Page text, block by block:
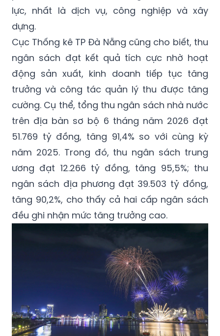
lực, nhất là dịch vụ, công nghiệp và xây
dựng.
Cục Thống kê TP Đà Nẵng cũng cho biết, thu
ngân sách đạt kết quả tích cực nhờ hoạt
động sản xuất, kinh doanh tiếp tục tăng
trưởng và công tác quản lý thu được tăng
cường. Cụ thể, tổng thu ngân sách nhà nước
trên địa bàn sơ bộ 6 tháng năm 2026 đạt
51.769 tỷ đồng, tăng 91,4% so với cùng kỳ
năm 2025. Trong đó, thu ngân sách trung
ương đạt 12.266 tỷ đồng, tăng 95,5%; thu
ngân sách địa phương đạt 39.503 tỷ đồng,
tăng 90,2%, cho thấy cả hai cấp ngân sách
đều ghi nhận mức tăng trưởng cao.